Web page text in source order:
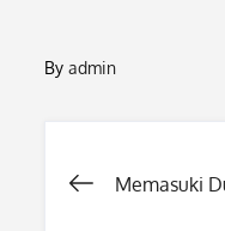
Byadmin
Post
Memasuki